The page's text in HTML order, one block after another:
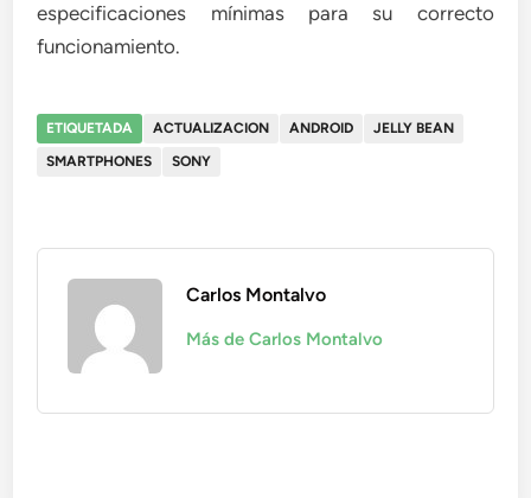
especificaciones mínimas para su correcto
funcionamiento.
ETIQUETADA ACTUALIZACION ANDROID
JELLY BEAN
SMARTPHONES
SONY
Carlos Montalvo
Más de Carlos Montalvo